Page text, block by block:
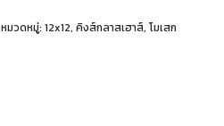
หมวดหมู่: 12x12, คิงส์กลาสเฮาส์, โมเสก